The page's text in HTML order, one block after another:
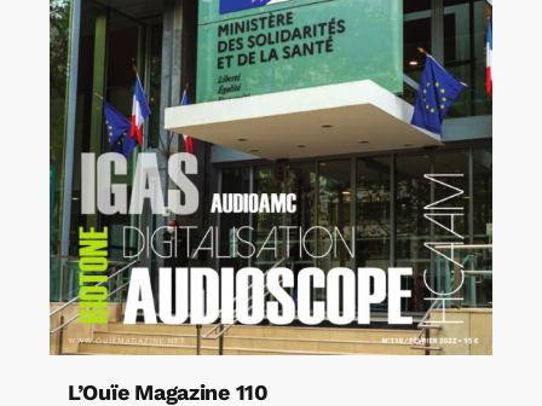
L’Ouïe Magazine 110